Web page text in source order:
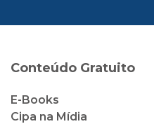
Conteúdo Gratuito
E-Books
Cipa na Mídia